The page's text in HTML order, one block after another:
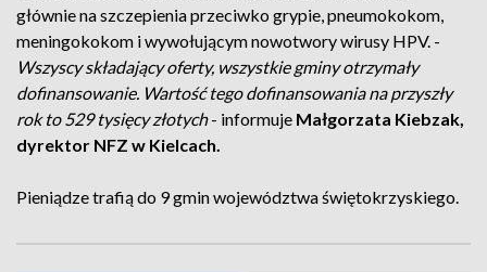
głównie na szczepienia przeciwko grypie, pneumokokom,
meningokokom i wywołującym nowotwory wirusy HPV. -
Wszyscy składający oferty, wszystkie gminy otrzymały
dofinansowanie. Wartość tego dofinansowania na przyszły
rok to 529 tysięcy złotych- informuje Małgorzata Kiebzak,
dyrektor NFZ w Kielcach.
Pieniądze trafią do 9 gmin województwa świętokrzyskiego.